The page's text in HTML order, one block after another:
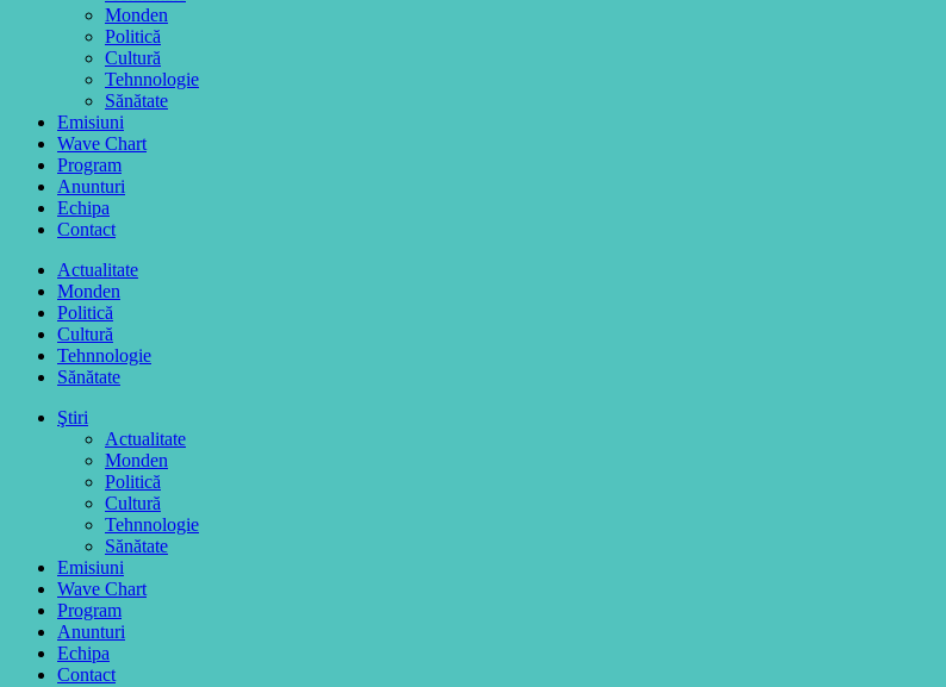
Monden
Politică
Cultură
Tehnnologie
Sănătate
Emisiuni
Wave Chart
Program
Anunturi
Echipa
Contact
Actualitate
Monden
Politică
Cultură
Tehnnologie
Sănătate
Ştiri
Actualitate
Monden
Politică
Cultură
Tehnnologie
Sănătate
Emisiuni
Wave Chart
Program
Anunturi
Echipa
Contact